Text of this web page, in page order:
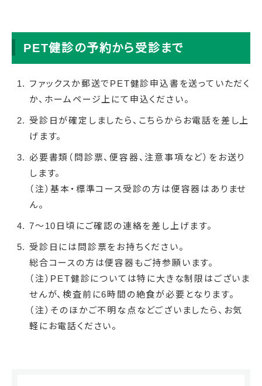
PET健診の予約から受診まで
ファックスか郵送でPET健診申込書を送っていただく
か、ホームページ上にて申込ください。
受診日が確定しましたら、こちらからお電話を差し上
げます。
必要書類（問診票、便容器、注意事項など）をお送り
します。
（注）基本・標準コース受診の方は便容器はありませ
ん。
7～10日頃にご確認の連絡を差し上げます。
受診日には問診票をお持ちください。
総合コースの方は便容器もご持参願います。
（注）PET健診については特に大きな制限はございま
せんが、検査前に6時間の絶食が必要となります。
（注）そのほかご不明な点などございましたら、お気
軽にお電話ください。